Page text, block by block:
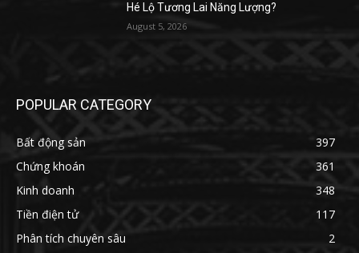
Hé Lộ Tương Lai Năng Lượng?
August 5, 2026
POPULAR CATEGORY
Bất động sản
397
Chứng khoán
361
Kinh doanh
348
Tiền điện tử
117
Phân tích chuyên sâu
2